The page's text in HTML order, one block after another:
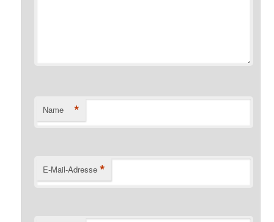
Name *
E-Mail-Adresse *